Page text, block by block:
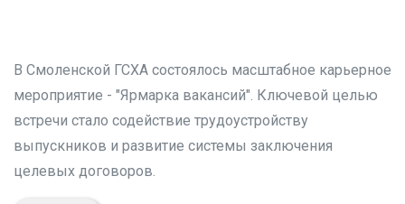
В Смоленской ГСХА состоялось масштабное карьерное
мероприятие - "Ярмарка вакансий". Ключевой целью
встречи стало содействие трудоустройству
выпускников и развитие системы заключения
целевых договоров.